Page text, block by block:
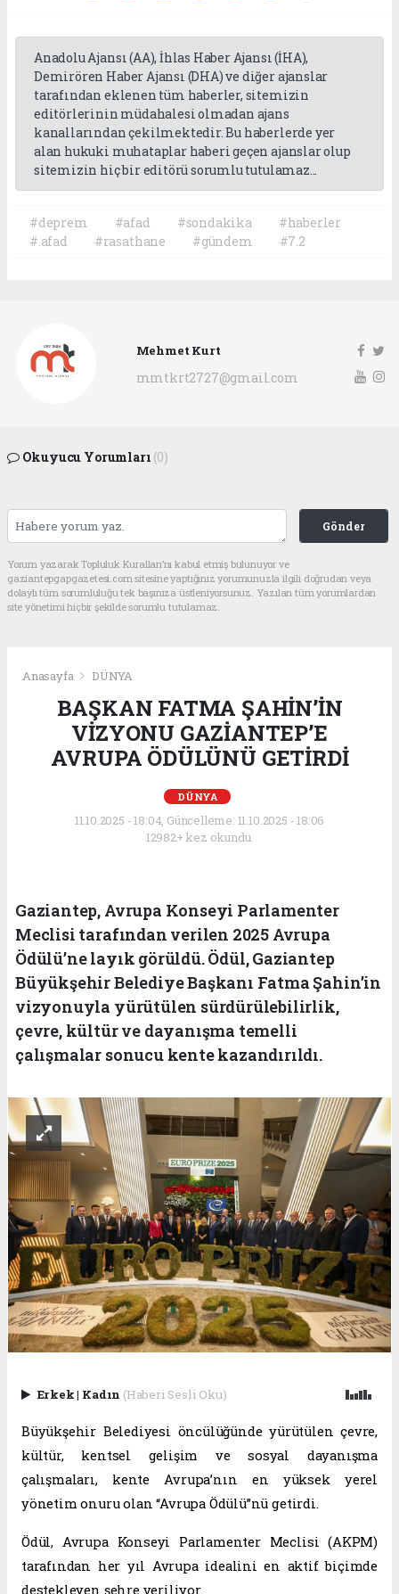
Anadolu Ajansı (AA), İhlas Haber Ajansı (İHA),
Demirören Haber Ajansı (DHA) ve diğer ajanslar
tarafından eklenen tüm haberler, sitemizin
editörlerinin müdahalesi olmadan ajans
kanallarından çekilmektedir. Bu haberlerde yer
alan hukuki muhataplar haberi geçen ajanslar olup
sitemizin hiç bir editörü sorumlu tutulamaz...
#deprem #afad #sondakika
#haberler
#.afad
#rasathane #gündem #7.2
Mehmet Kurt
mmtkrt2727@gmail.com
Okuyucu Yorumları (0)
Gönder
Yorum yazarak Topluluk Kuralları’nı kabul etmiş bulunuyor ve
gaziantepgapgazetesi.com sitesine yaptığınız yorumunuzla ilgili doğrudan veya
dolaylı tüm sorumluluğu tek başınıza üstleniyorsunuz. Yazılan tüm yorumlardan
site yönetimi hiçbir şekilde sorumlu tutulamaz.
Anasayfa DÜNYA
BAŞKAN FATMA ŞAHİN’İN
VİZYONU GAZİANTEP’E
AVRUPA ÖDÜLÜNÜ GETİRDİ
DÜNYA
11.10.2025 - 18:04, Güncelleme: 11.10.2025 - 18:06
12982+ kez okundu.
Gaziantep, Avrupa Konseyi Parlamenter
Meclisi tarafından verilen 2025 Avrupa
Ödülü’ne layık görüldü. Ödül, Gaziantep
Büyükşehir Belediye Başkanı Fatma Şahin’in
vizyonuyla yürütülen sürdürülebilirlik,
çevre, kültür ve dayanışma temelli
çalışmalar sonucu kente kazandırıldı.
Erkek| Kadın (Haberi Sesli Oku)
Büyükşehir Belediyesi öncülüğünde yürütülen çevre,
kültür, kentsel gelişim ve sosyal dayanışma
çalışmaları, kente Avrupa’nın en yüksek yerel
yönetim onuru olan “Avrupa Ödülü”nü getirdi.
Ödül, Avrupa Konseyi Parlamenter Meclisi (AKPM)
tarafından her yıl Avrupa idealini en aktif biçimde
destekleyen şehre veriliyor.